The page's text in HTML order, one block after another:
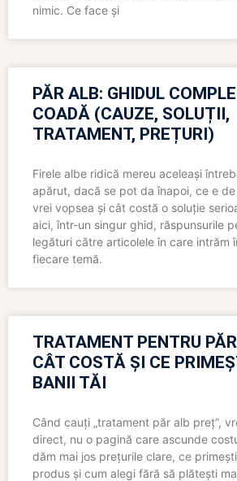
nimic. Ce face și
PĂR ALB: GHIDUL
COADĂ (CAUZE, SOLUȚII,
TRATAMENT, PREȚURI)
Firele albe ridică mereu aceleași
apărut, dacă se pot da înapoi, ce e
vrei vopsea și cât costă o soluție
aici, într-un singur ghid, răspunsurile
legături către articolele în care intrăm
fiecare temă.
TRATAMENT PENTRU
CÂT COSTĂ ȘI CE
BANII TĂI
Când cauți „tratament păr alb preț”,
direct, nu o pagină care ascunde
dăm mai jos prețurile clare, ce
produs și cum alegi fără să plătești